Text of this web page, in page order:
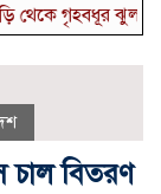
গৃহবধূর ঝুলন্ত
চাল বিতরণ